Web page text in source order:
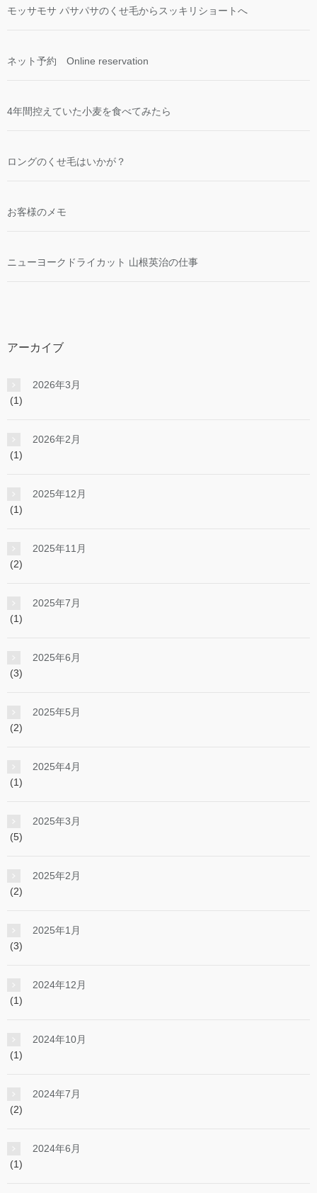
モッサモサ パサパサのくせ毛からスッキリショートへ
ネット予約 Online reservation
4年間控えていた小麦を食べてみたら
ロングのくせ毛はいかが？
お客様のメモ
ニューヨークドライカット 山根英治の仕事
アーカイブ
2026年3月
(1)
2026年2月
(1)
2025年12月
(1)
2025年11月
(2)
2025年7月
(1)
2025年6月
(3)
2025年5月
(2)
2025年4月
(1)
2025年3月
(5)
2025年2月
(2)
2025年1月
(3)
2024年12月
(1)
2024年10月
(1)
2024年7月
(2)
2024年6月
(1)